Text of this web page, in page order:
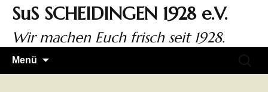
Zum
Inhalt
springen
SuS SCHEIDINGEN 1928 e.V.
Wir machen Euch frisch seit 1928.
Menü